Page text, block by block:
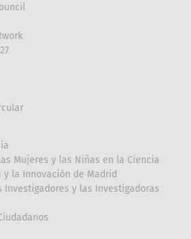
Mujeres y las Niñas en la Ciencia
y la Innovación de Madrid
Investigadores y las Investigadoras